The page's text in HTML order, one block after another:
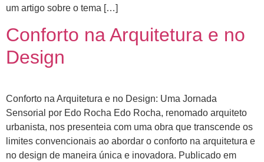
um artigo sobre o tema […]
Conforto na Arquitetura e no
Design
Conforto na Arquitetura e no Design: Uma Jornada
Sensorial por Edo Rocha Edo Rocha, renomado arquiteto
urbanista, nos presenteia com uma obra que transcende os
limites convencionais ao abordar o conforto na arquitetura e
no design de maneira única e inovadora. Publicado em